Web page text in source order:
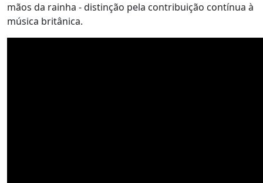
mãos da rainha - distinção pela contribuição contínua à
música britânica.